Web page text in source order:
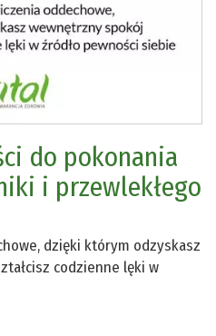
do pokonania
i przewlekłego
dzięki którym odzyskasz
codzienne lęki w